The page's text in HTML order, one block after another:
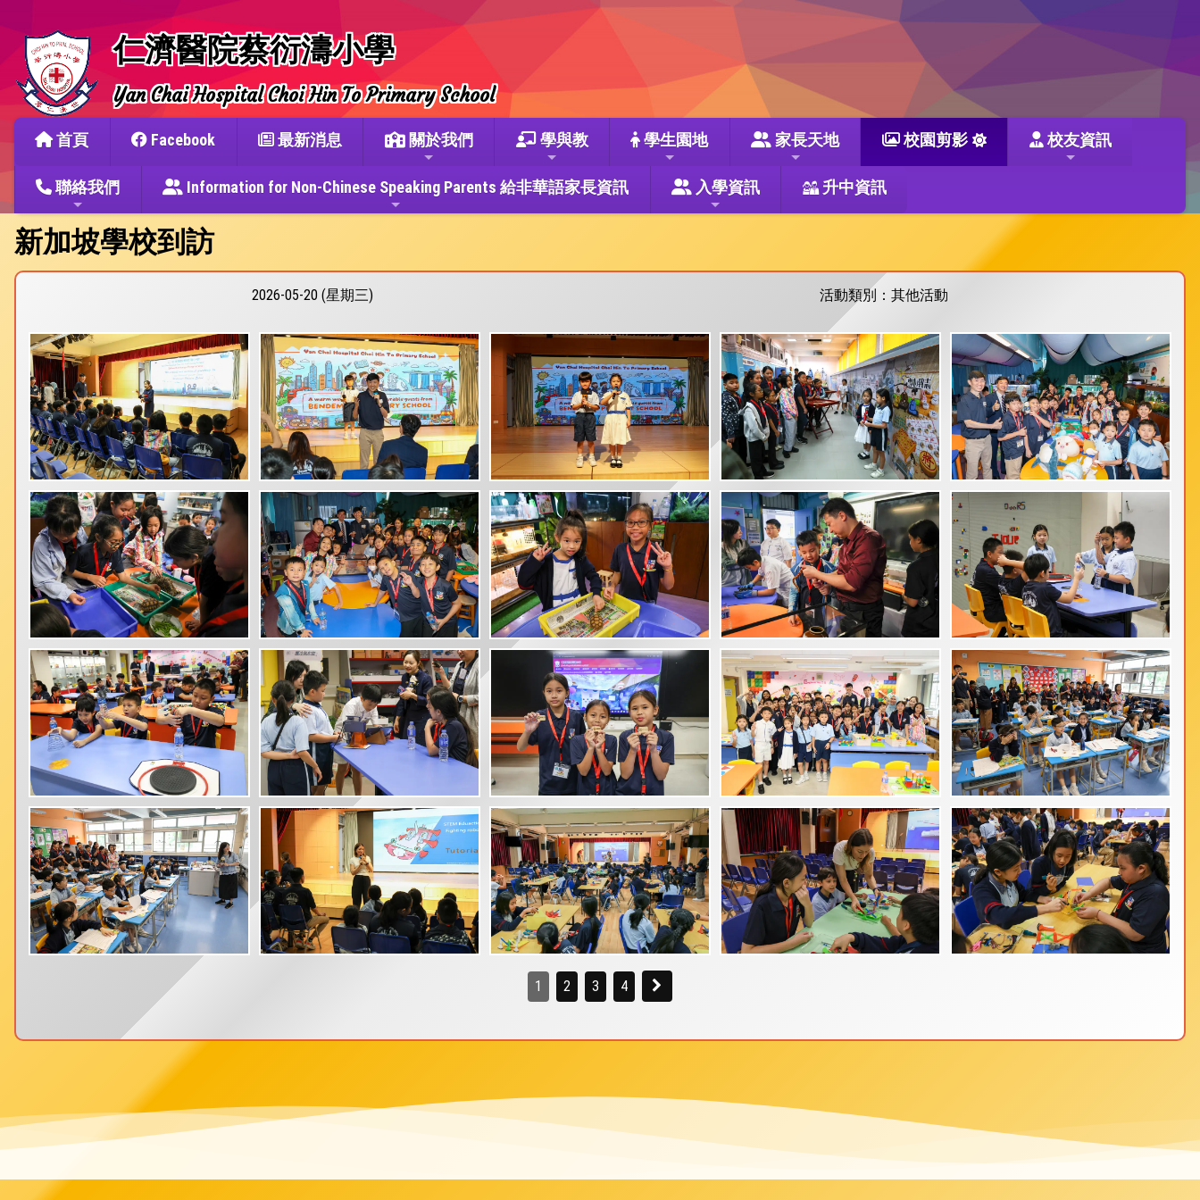
仁濟醫院蔡衍濤小學
Yan Chai Hospital Choi Hin To Primary School
首頁 Facebook 最新消息 關於我們 學與教 學生園地 家長天地 校園剪影 校友資訊
聯絡我們 Information for Non-Chinese Speaking Parents 給非華語家長資訊 入學資訊 升中資訊
新加坡學校到訪
2026-05-20 (星期三) 活動類別：其他活動
1 2 3 4